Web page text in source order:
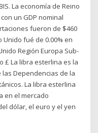
La economía de Reino
un GDP nominal
fueron de $460
Unido fué de 0.00% en
Región Europa Sub-
£ La libra esterlina es la
Dependencias de la
La libra esterlina
en el mercado
dólar, el euro y el yen